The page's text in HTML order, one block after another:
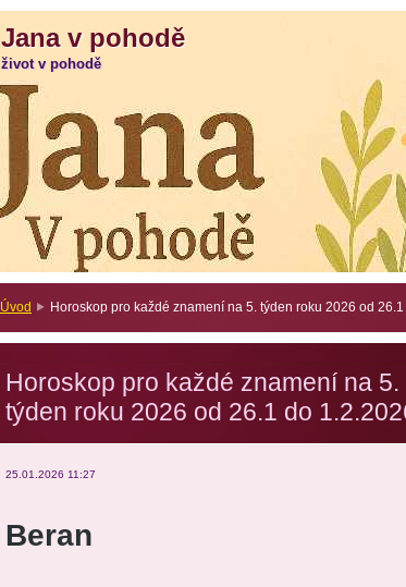
Jana v pohodě
Jana v pohodě
život v pohodě
život v pohodě
Úvod Horoskop pro každé znamení na 5. týden roku 2026 od
Horoskop pro každé znamení na 5.
týden roku 2026 od 26.1 do
25.01.2026 11:27
Beran